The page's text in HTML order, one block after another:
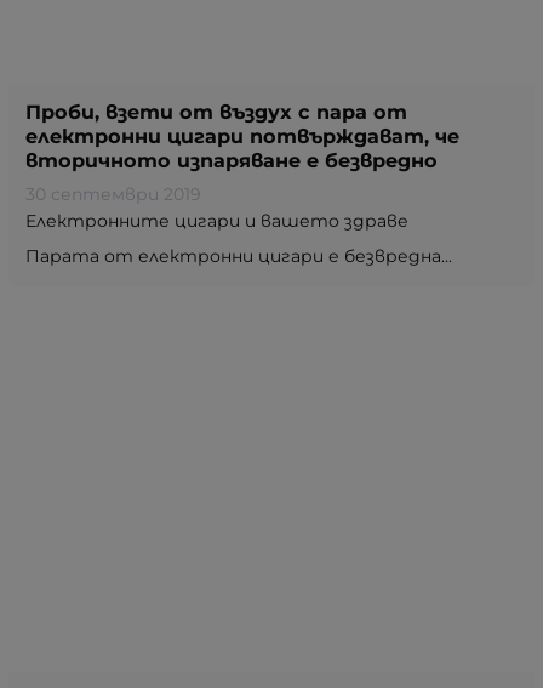
Проби, взети от въздух с пара от
електронни цигари потвърждават, че
вторичното изпаряване е безвредно
30 септември 2019
Електронните цигари и вашето здраве
Парата от електронни цигари е безвредна...